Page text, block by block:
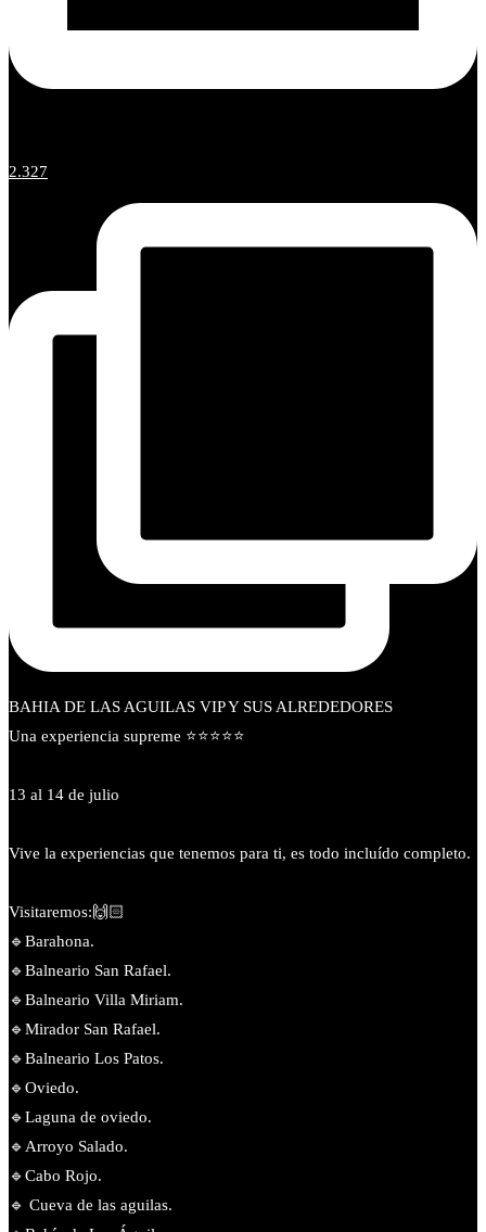
2.327
BAHIA DE LAS AGUILAS VIP Y SUS ALREDEDORES
Una experiencia supreme ⭐⭐⭐⭐⭐
13 al 14 de julio
Vive la experiencias que tenemos para ti, es todo incluído completo.
Visitaremos:🙌🏻
🔹️Barahona.
🔹️Balneario San Rafael.
🔹️Balneario Villa Miriam.
🔹Mirador San Rafael.
🔹️Balneario Los Patos.
🔹Oviedo.
🔹️Laguna de oviedo.
🔹️Arroyo Salado.
🔹Cabo Rojo.
🔹 Cueva de las aguilas.